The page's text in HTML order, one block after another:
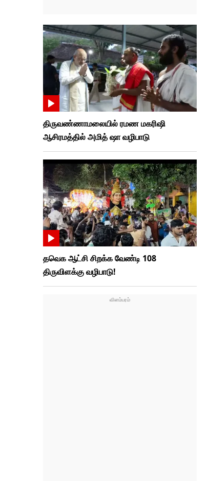
திருவண்ணாமலையில் ரமண மகரிஷி
ஆசிரமத்தில் அமித் ஷா வழிபாடு
தவெக ஆட்சி சிறக்க வேண்டி 108
திருவிளக்கு வழிபாடு!